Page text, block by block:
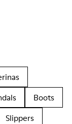
Boots
Slippers